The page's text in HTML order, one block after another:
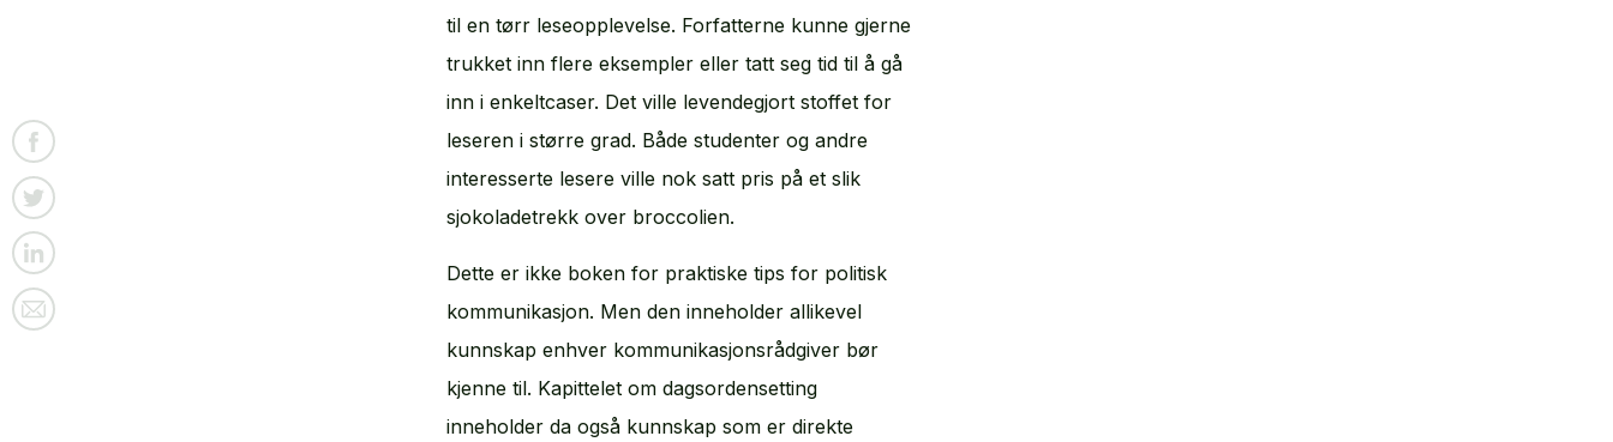
til en tørr leseopplevelse. Forfatterne kunne gjerne
trukket inn flere eksempler eller tatt seg tid til å gå
inn i enkeltcaser. Det ville levendegjort stoffet for
leseren i større grad. Både studenter og andre
interesserte lesere ville nok satt pris på et slik
sjokoladetrekk over broccolien.
Dette er ikke boken for praktiske tips for politisk
kommunikasjon. Men den inneholder allikevel
kunnskap enhver kommunikasjonsrådgiver bør
kjenne til. Kapittelet om dagsordensetting
inneholder da også kunnskap som er direkte